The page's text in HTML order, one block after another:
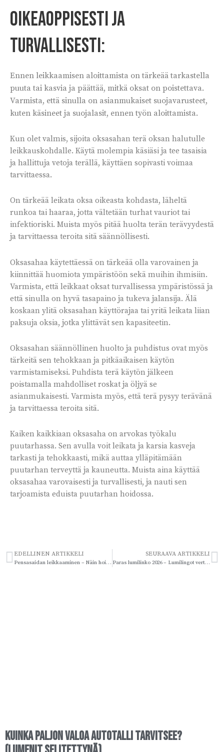
oikeaoppisesti ja
turvallisesti:
Ennen leikkaamisen aloittamista on tärkeää tarkastella
puuta tai kasvia ja päättää, mitkä oksat on poistettava.
Varmista, että sinulla on asianmukaiset suojavarusteet,
kuten käsineet ja suojalasit, ennen työn aloittamista.
Kun olet valmis, sijoita oksasahan terä oksan halutulle
leikkauskohdalle. Käytä molempia käsiäsi ja tee tasaisia
ja hallittuja vetoja terällä, käyttäen sopivasti voimaa
tarvittaessa.
On tärkeää leikata oksa oikeasta kohdasta, läheltä
runkoa tai haaraa, jotta vältetään turhat vauriot tai
infektioriski. Muista myös pitää huolta terän terävyydestä
ja tarvittaessa teroita sitä säännöllisesti.
Oksasahaa käytettäessä on tärkeää olla varovainen ja
kiinnittää huomiota ympäristöön sekä muihin ihmisiin.
Varmista, että leikkaat oksat turvallisessa ympäristössä ja
että sinulla on hyvä tasapaino ja tukeva jalansija. Älä
koskaan ylitä oksasahan käyttörajaa tai yritä leikata liian
paksuja oksia, jotka ylittävät sen kapasiteetin.
Oksasahan säännöllinen huolto ja puhdistus ovat myös
tärkeitä sen tehokkaan ja pitkäaikaisen käytön
varmistamiseksi. Puhdista terä käytön jälkeen
poistamalla mahdolliset roskat ja öljyä se
asianmukaisesti. Varmista myös, että terä pysyy terävänä
ja tarvittaessa teroita sitä.
Kaiken kaikkiaan oksasaha on arvokas työkalu
puutarhassa. Sen avulla voit leikata ja karsia kasveja
tarkasti ja tehokkaasti, mikä auttaa ylläpitämään
puutarhan terveyttä ja kauneutta. Muista aina käyttää
oksasahaa varovaisesti ja turvallisesti, ja nauti sen
tarjoamista eduista puutarhan hoidossa.
EDELLINEN ARTIKKELI
Pensasaidan leikkaaminen – Näin hoidat pensasaitaasi oikeaoppisesti
SEURAAVA ARTIKKELI
Paras lumilinko 2026 – Lumilingot vertailussa
Kuinka paljon valoa autotalli tarvitsee?